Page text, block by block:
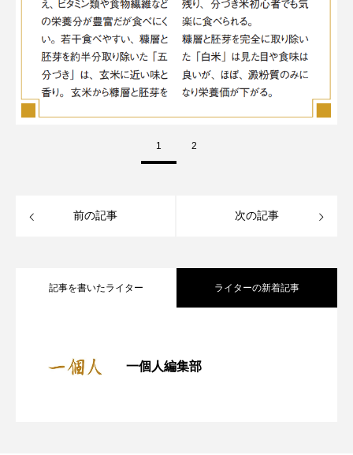
1 2
前の記事 次の記事
記事を書いたライター ライターの新着記事
一個人編集部